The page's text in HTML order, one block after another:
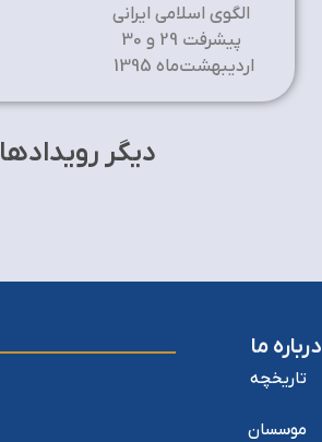
الگوي اسلامي ايراني
پيشرفت 29 و 30
ارديبهشت‌ماه 1395
دیگر رویدادها
درباره ما
تاریخچه
موسسان